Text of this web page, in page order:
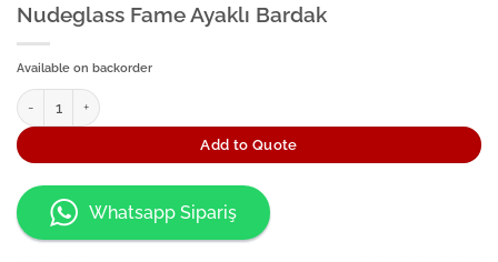
Nudeglass Fame Ayaklı Bardak
Available on backorder
Nudeglass Fame Ayaklı Bardak quantity
Add to Quote
Whatsapp Sipariş